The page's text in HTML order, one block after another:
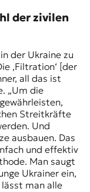
der zivilen
der Ukraine zu
‚Filtration‘ [der
all das ist
„Um die
Streitkräfte
Und
ausbauen. Das
und effektiv
Man saugt
Ukrainer ein,
man alle